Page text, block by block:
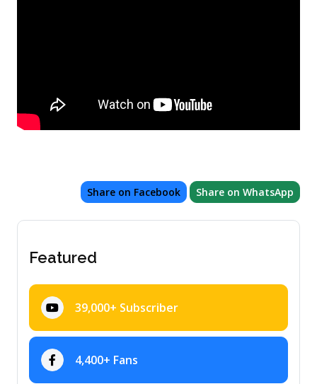
Share on Facebook Share on WhatsApp
Featured
39,000+ Subscriber
4,400+ Fans